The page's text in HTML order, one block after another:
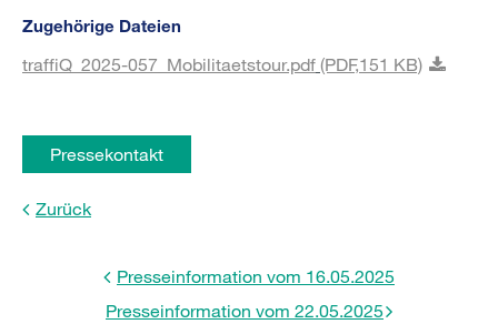
Zugehörige Dateien
traffiQ_2025-057_Mobilitaetstour.pdf (PDF,151 KB)
Pressekontakt
Zurück
Presseinformation vom 16.05.2025
Presseinformation vom 22.05.2025